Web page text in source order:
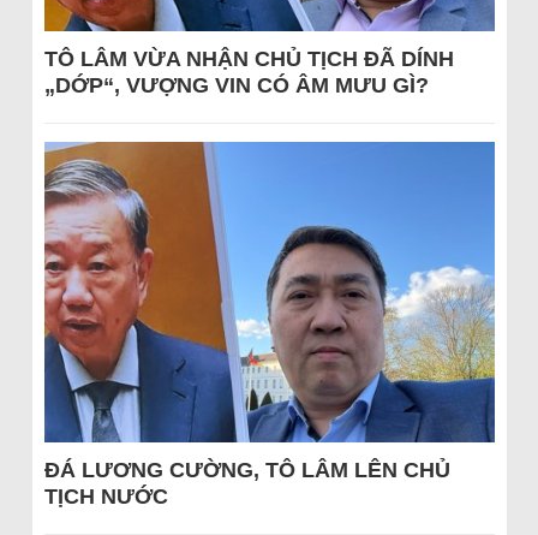
TÔ LÂM VỪA NHẬN CHỦ TỊCH ĐÃ DÍNH
„DỚP“, VƯỢNG VIN CÓ ÂM MƯU GÌ?
ĐÁ LƯƠNG CƯỜNG, TÔ LÂM LÊN CHỦ
TỊCH NƯỚC